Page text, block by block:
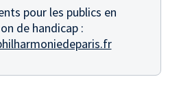
pour les publics en
de handicap :